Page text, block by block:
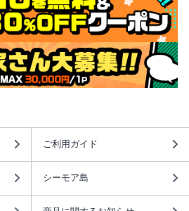
ご利用ガイド
シーモア島